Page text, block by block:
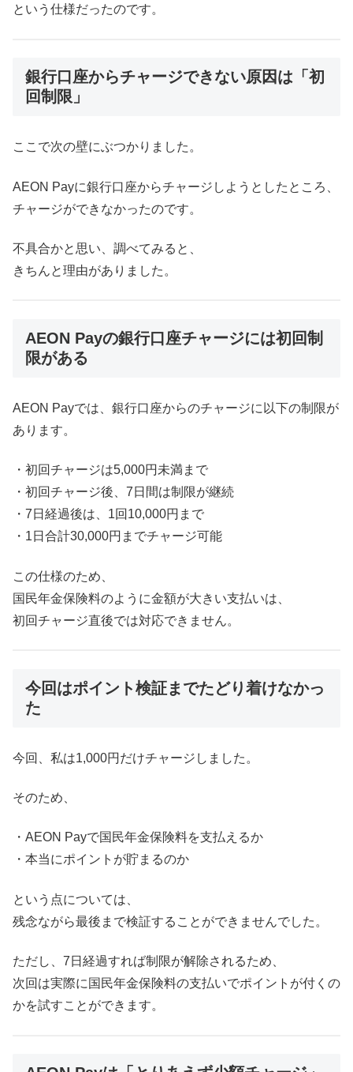
という仕様だったのです。
銀行口座からチャージできない原因は「初
回制限」
ここで次の壁にぶつかりました。
AEON Payに銀行口座からチャージしようとしたところ、
チャージができなかったのです。
不具合かと思い、調べてみると、
きちんと理由がありました。
AEON Payの銀行口座チャージには初回制
限がある
AEON Payでは、銀行口座からのチャージに以下の制限が
あります。
・初回チャージは5,000円未満まで
・初回チャージ後、7日間は制限が継続
・7日経過後は、1回10,000円まで
・1日合計30,000円までチャージ可能
この仕様のため、
国民年金保険料のように金額が大きい支払いは、
初回チャージ直後では対応できません。
今回はポイント検証までたどり着けなかっ
た
今回、私は1,000円だけチャージしました。
そのため、
・AEON Payで国民年金保険料を支払えるか
・本当にポイントが貯まるのか
という点については、
残念ながら最後まで検証することができませんでした。
ただし、7日経過すれば制限が解除されるため、
次回は実際に国民年金保険料の支払いでポイントが付くの
かを試すことができます。